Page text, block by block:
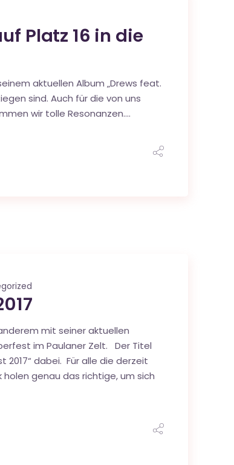
Platz 16 in die
aktuellen Album „Drews feat.
sind. Auch für die von uns
wir tolle Resonanzen….
mit seiner aktuellen
im Paulaner Zelt. Der Titel
dabei. Für alle die derzeit
holen genau das richtige, um sich